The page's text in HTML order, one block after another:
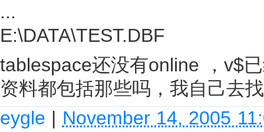
...
E:\DATA\TEST.DBF
tablespace还没有online ，v$
资料都包括那些吗，我自己去
eygle | November 14, 2005